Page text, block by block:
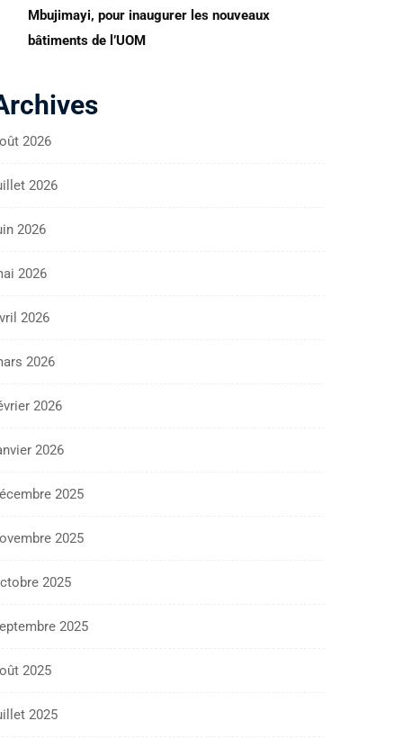
Mbujimayi, pour inaugurer les nouveaux
bâtiments de l’UOM
2026
2026
2026
2026
2026
2026
2026
2026
2025
2025
2025
2025
2025
2025